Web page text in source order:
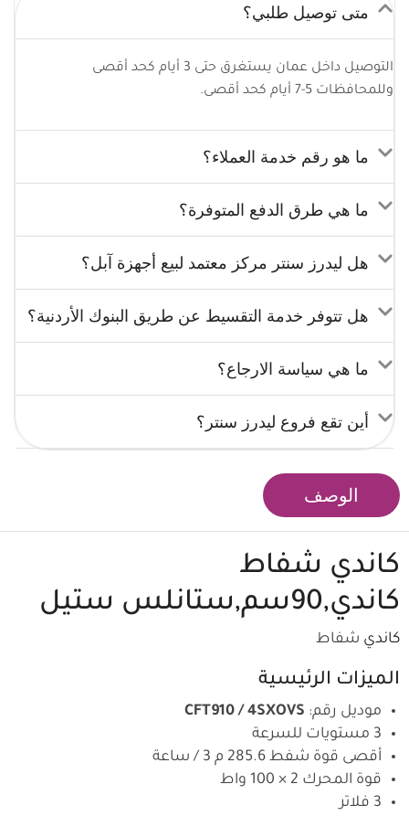
متى توصيل طلبي؟
التوصيل داخل عمان يستغرق حتى 3 أيام كحد أقصى
وللمحافظات 5-7 أيام كحد أقصى.
ما هو رقم خدمة العملاء؟
ما هي طرق الدفع المتوفرة؟
هل ليدرز سنتر مركز معتمد لبيع أجهزة آبل؟
هل تتوفر خدمة التقسيط عن طريق البنوك الأردنية؟
ما هي سياسة الارجاع؟
أين تقع فروع ليدرز سنتر؟
الوصف
كاندي شفاط
كاندي,90سم,ستانلس ستيل
كاندي شفاط
الميزات الرئيسية
موديل رقم: CFT910 / 4SXOVS
3 مستويات للسرعة
أقصى قوة شفط 285.6 م 3 / ساعة
قوة المحرك 2 × 100 واط
3 فلاتر